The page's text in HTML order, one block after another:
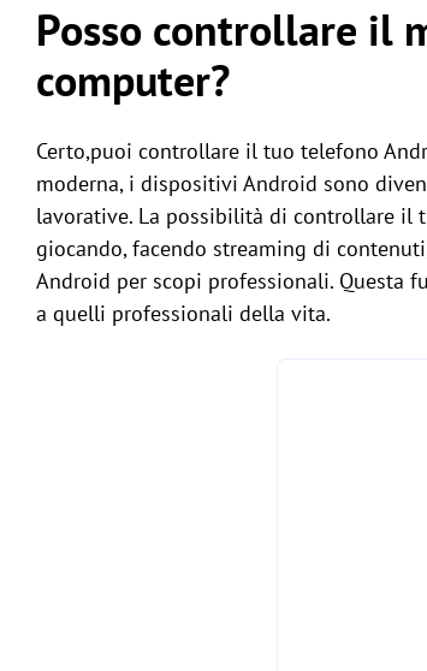
Posso controllare il
computer?
Certo,puoi controllare il tuo telefono
moderna, i dispositivi Android sono
lavorative. La possibilità di controllare il
giocando, facendo streaming di
Android per scopi professionali. Questa
a quelli professionali della vita.